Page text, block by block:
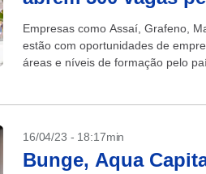
Empresas como Assaí, Grafeno,
estão com oportunidades de
áreas e níveis de formação pelo
16/04/23 - 18:17min
Bunge, Aqua